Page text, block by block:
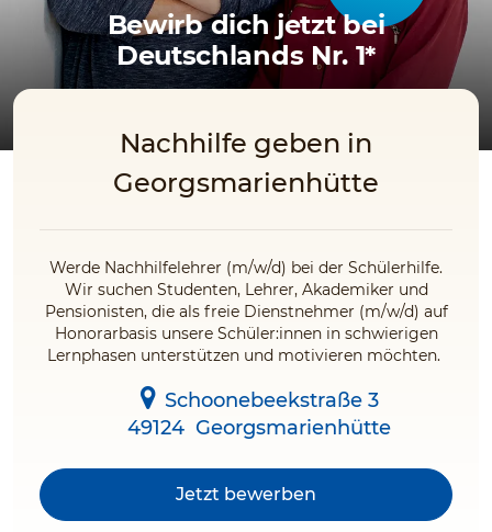
Bewirb dich jetzt bei
Deutschlands Nr. 1*
Nachhilfe geben in
Georgsmarienhütte
Werde Nachhilfelehrer (m/w/d) bei der Schülerhilfe.
Wir suchen Studenten, Lehrer, Akademiker und
Pensionisten, die als freie Dienstnehmer (m/w/d) auf
Honorarbasis unsere Schüler:innen in schwierigen
Lernphasen unterstützen und motivieren möchten.
Schoonebeekstraße 3
49124 Georgsmarienhütte
Jetzt bewerben